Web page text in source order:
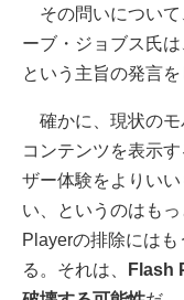
その問いについて
ーブ・ジョブス氏
という主旨の発言
確かに、現状のモ
コンテンツを表示
ザー体験をよりい
い、というのはも
Playerの排除にはも
る。それは、
Flash